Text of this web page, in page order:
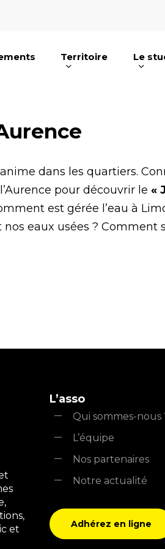
Territoire Le
dans les quartiers.
pour découvrir le «
est gérée l’eau à
eaux usées ? Comment
et
L’asso
Qui sommes-nous
L’équipe
Nos partenaires
Notre actualité
Adhérez en ligne